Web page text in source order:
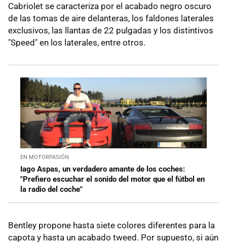
Cabriolet se caracteriza por el acabado negro oscuro
de las tomas de aire delanteras, los faldones laterales
exclusivos, las llantas de 22 pulgadas y los distintivos
"Speed" en los laterales, entre otros.
EN MOTORPASIÓN
Iago Aspas, un verdadero amante de los coches:
"Prefiero escuchar el sonido del motor que el fútbol en
la radio del coche"
Bentley propone hasta siete colores diferentes para la
capota y hasta un acabado tweed. Por supuesto, si aún